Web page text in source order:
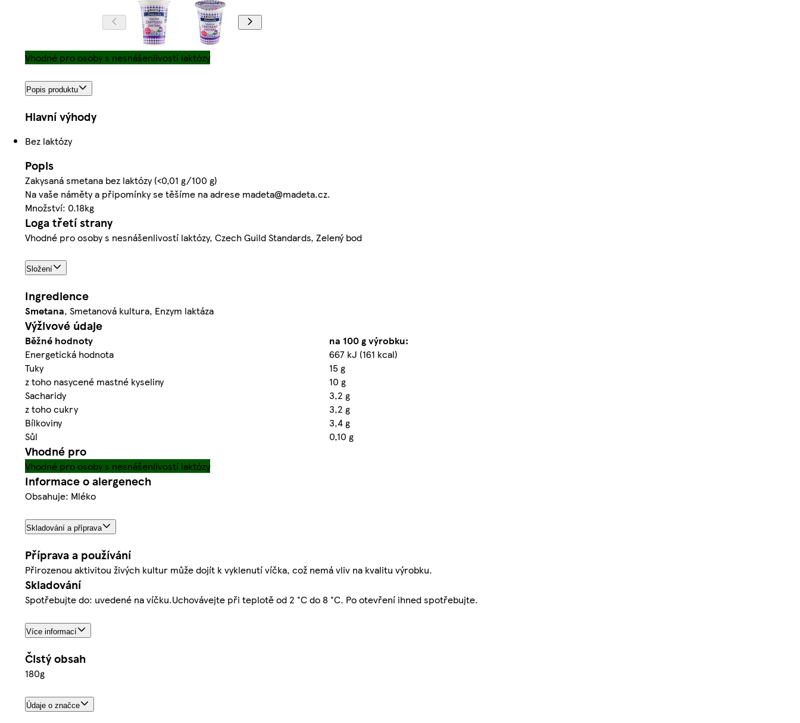
Vhodné pro osoby s nesnášenlivostí laktózy
Popis produktu
Hlavní výhody
Bez laktózy
Popis
Zakysaná smetana bez laktózy (<0,01 g/100 g)
Na vaše náměty a připomínky se těšíme na adrese madeta@madeta.cz.
Množství: 0.18kg
Loga třetí strany
Vhodné pro osoby s nesnášenlivostí laktózy, Czech Guild Standards, Zelený bod
Složení
Ingredience
Smetana, Smetanová kultura, Enzym laktáza
Výživové údaje
Běžné hodnoty
na 100 g výrobku:
Energetická hodnota
667 kJ (161 kcal)
Tuky
15 g
z toho nasycené mastné kyseliny
10 g
Sacharidy
3,2 g
z toho cukry
3,2 g
Bílkoviny
3,4 g
Sůl
0,10 g
Vhodné pro
Vhodné pro osoby s nesnášenlivostí laktózy
Informace o alergenech
Obsahuje: Mléko
Skladování a příprava
Příprava a používání
Přirozenou aktivitou živých kultur může dojít k vyklenutí víčka, což nemá vliv na kvalitu výrobku.
Skladování
Spotřebujte do: uvedené na víčku.Uchovávejte při teplotě od 2 °C do 8 °C. Po otevření ihned spotřebujte.
Více informací
Čistý obsah
180g
Údaje o značce